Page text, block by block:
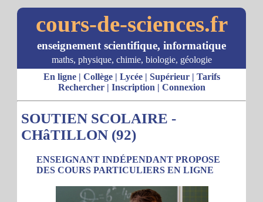
cours-de-sciences.fr
enseignement scientifique, informatique
maths, physique, chimie, biologie, géologie
En ligne| Collège| Lycée| Supérieur| Tarifs
Rechercher| Inscription | Connexion
SOUTIEN SCOLAIRE -
CHâTILLON (92)
ENSEIGNANT INDÉPENDANT PROPOSE
DES COURS PARTICULIERS EN LIGNE